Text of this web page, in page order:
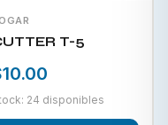
T-5
24 disponibles